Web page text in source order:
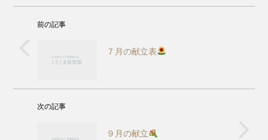
前の記事
７月の献立表
次の記事
９月の献立